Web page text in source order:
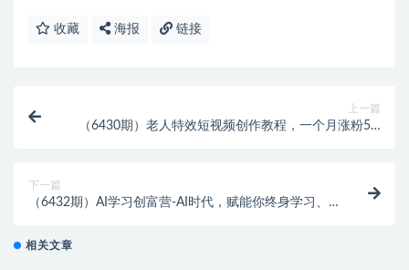
收藏 海报 链接
上一篇
（6430期）老人特效短视频创作教程，一个月涨粉5w
下一篇
（6432期）AI学习创富营-AI时代，赋能你终身学习、
相关文章